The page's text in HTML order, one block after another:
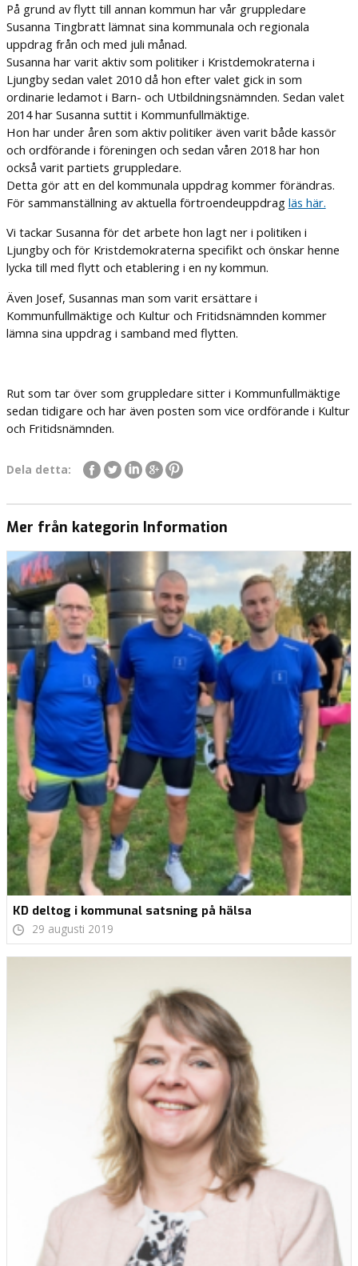
På grund av flytt till annan kommun har vår gruppledare
Susanna Tingbratt lämnat sina kommunala och regionala
uppdrag från och med juli månad.
Susanna har varit aktiv som politiker i Kristdemokraterna i
Ljungby sedan valet 2010 då hon efter valet gick in som
ordinarie ledamot i Barn- och Utbildningsnämnden. Sedan valet
2014 har Susanna suttit i Kommunfullmäktige.
Hon har under åren som aktiv politiker även varit både kassör
och ordförande i föreningen och sedan våren 2018 har hon
också varit partiets gruppledare.
Detta gör att en del kommunala uppdrag kommer förändras.
För sammanställning av aktuella förtroendeuppdrag läs här.
Vi tackar Susanna för det arbete hon lagt ner i politiken i
Ljungby och för Kristdemokraterna specifikt och önskar henne
lycka till med flytt och etablering i en ny kommun.
Även Josef, Susannas man som varit ersättare i
Kommunfullmäktige och Kultur och Fritidsnämnden kommer
lämna sina uppdrag i samband med flytten.
Rut som tar över som gruppledare sitter i Kommunfullmäktige
sedan tidigare och har även posten som vice ordförande i Kultur
och Fritidsnämnden.
Dela detta:
Mer från kategorin Information
KD deltog i kommunal satsning på hälsa
29 augusti 2019